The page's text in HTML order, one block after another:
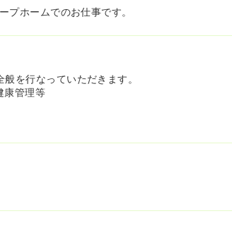
プホームでのお仕事です。
を行なっていただきます。
康管理等